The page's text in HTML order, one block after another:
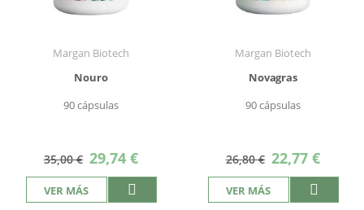
Margan Biotech
Nouro
90 cápsulas
35,00 € Precio
especial
29,74 €
VER MÁS
Margan Biotech
Novagras
90 cápsulas
26,80 € Precio
especial
22,77 €
VER MÁS